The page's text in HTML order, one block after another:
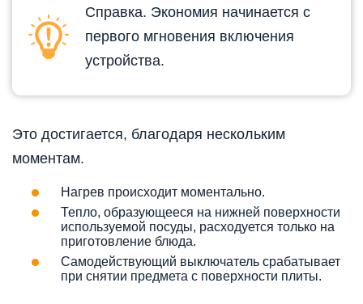
Справка. Экономия начинается с
первого мгновения включения
устройства.
Это достигается, благодаря нескольким
моментам.
Нагрев происходит моментально.
Тепло, образующееся на нижней поверхности
используемой посуды, расходуется только на
приготовление блюда.
Самодействующий выключатель срабатывает
при снятии предмета с поверхности плиты.